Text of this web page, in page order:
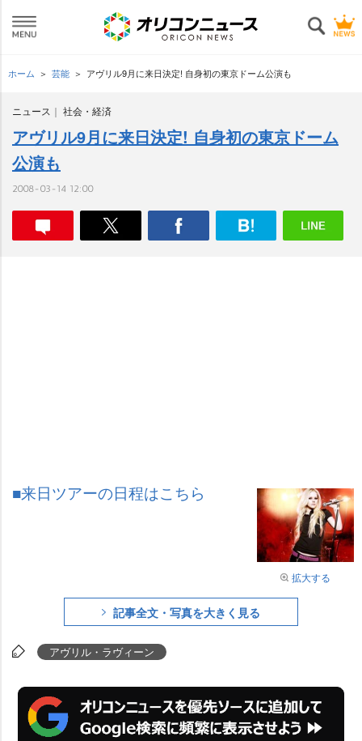
ホーム 芸能 アヴリル9月に来日決定! 自身初の東京ドーム公演も
ニュース 社会・経済
アヴリル9月に来日決定! 自身初の東京ドーム
公演も
2008-03-14 12:00
拡大する
■来日ツアーの日程はこちら
記事全文・写真を大きく見る
アヴリル・ラヴィーン